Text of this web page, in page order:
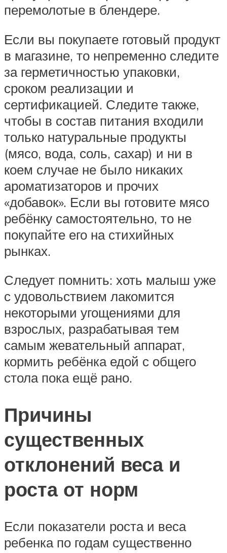
перемолотые в блендере.
Если вы покупаете готовый продукт
в магазине, то непременно следите
за герметичностью упаковки,
сроком реализации и
сертификацией. Следите также,
чтобы в состав питания входили
только натуральные продукты
(мясо, вода, соль, сахар) и ни в
коем случае не было никаких
ароматизаторов и прочих
«добавок». Если вы готовите мясо
ребёнку самостоятельно, то не
покупайте его на стихийных
рынках.
Следует помнить: хоть малыш уже
с удовольствием лакомится
некоторыми угощениями для
взрослых, разрабатывая тем
самым жевательный аппарат,
кормить ребёнка едой с общего
стола пока ещё рано.
Причины
существенных
отклонений веса и
роста от норм
Если показатели роста и веса
ребенка по годам существенно